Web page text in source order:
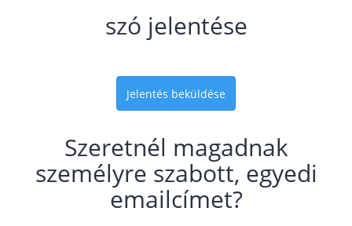
szó jelentése
Jelentés beküldése
Szeretnél magadnak
személyre szabott, egyedi
emailcímet?